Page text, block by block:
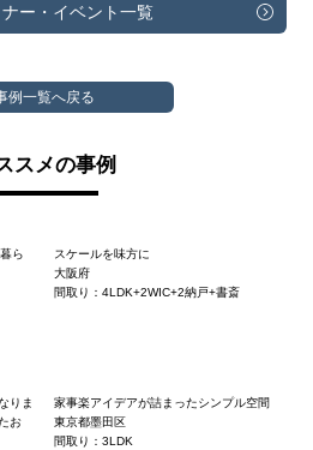
ー・ イベント一覧
例一覧へ戻る
スメの事例
ら
スケールを味方に
大阪府
間取り：4LDK+2WIC+2納戸+書斎
りま
お
家事楽アイデアが詰まったシンプル空間
東京都墨田区
間取り：3LDK